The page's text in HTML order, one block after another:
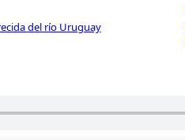
del río Uruguay